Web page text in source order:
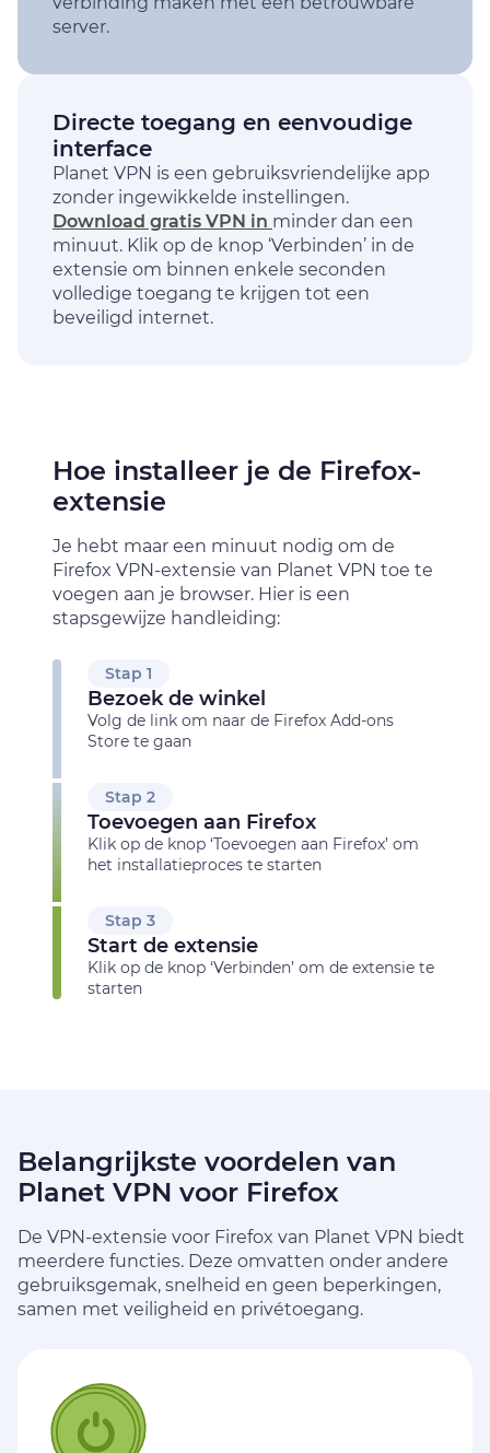
server.
Directe toegang en eenvoudige
interface
Planet VPN is een gebruiksvriendelijke app
zonder ingewikkelde instellingen.
Download gratis VPN in minder dan een
minuut. Klik op de knop ‘Verbinden’ in de
extensie om binnen enkele seconden
volledige toegang te krijgen tot een
beveiligd internet.
Hoe installeer je de Firefox-
extensie
Je hebt maar een minuut nodig om de
Firefox VPN-extensie van Planet VPN toe te
voegen aan je browser. Hier is een
stapsgewijze handleiding:
Stap 1
Bezoek de winkel
Volg de link om naar de Firefox Add-ons
Store te gaan
Stap 2
Toevoegen aan Firefox
Klik op de knop ‘Toevoegen aan Firefox’ om
het installatieproces te starten
Stap 3
Start de extensie
Klik op de knop ‘Verbinden’ om de extensie te
starten
Belangrijkste voordelen van
Planet VPN voor Firefox
De VPN-extensie voor Firefox van Planet VPN biedt
meerdere functies. Deze omvatten onder andere
gebruiksgemak, snelheid en geen beperkingen,
samen met veiligheid en privétoegang.